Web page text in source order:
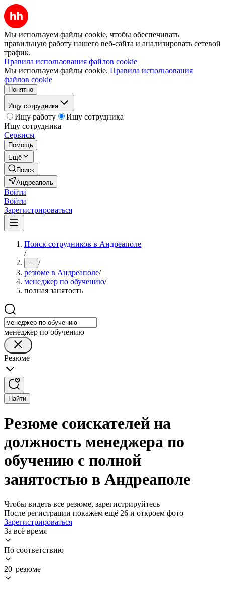
Мы используем файлы cookie, чтобы обеспечивать
правильную работу нашего веб-сайта и анализировать сетевой
трафик.
Правила использования файлов cookie
Мы используем файлы cookie. Правила использования
файлов cookie
Понятно
Ищу сотрудника
Ищу работу
Ищу сотрудника
Ищу сотрудника
Сервисы
Помощь
Ещё
Поиск
Андреаполь
Войти
Войти
Зарегистрироваться
Поиск сотрудников в Андреаполе
/
... /
резюме в Андреаполе/
менеджер по обучению/
полная занятость
менеджер по обучению
Резюме
Найти
Резюме соискателей на
должность менеджера по
обучению с полной
занятостью в Андреаполе
Чтобы видеть все резюме, зарегистрируйтесь
После регистрации покажем ещё 26 и откроем фото
Зарегистрироваться
За всё время
По соответствию
20 резюме